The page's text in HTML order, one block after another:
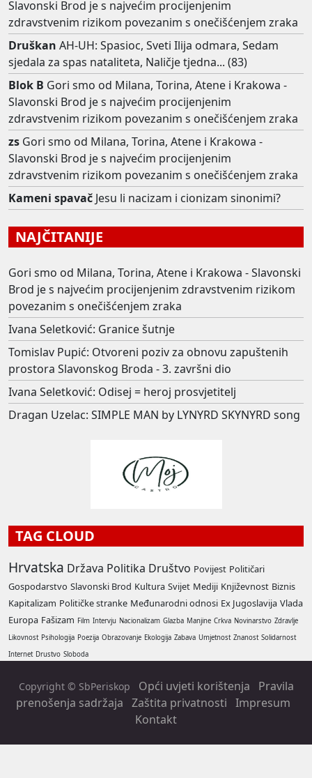
Slavonski Brod je s najvećim procijenjenim
zdravstvenim rizikom povezanim s onečišćenjem zraka
Druškan AH-UH: Spasioc, Sveti Ilija odmara, Sedam
sjedala za spas nataliteta, Naličje tjedna... (83)
Blok B Gori smo od Milana, Torina, Atene i Krakowa -
Slavonski Brod je s najvećim procijenjenim
zdravstvenim rizikom povezanim s onečišćenjem zraka
zs Gori smo od Milana, Torina, Atene i Krakowa -
Slavonski Brod je s najvećim procijenjenim
zdravstvenim rizikom povezanim s onečišćenjem zraka
Kameni spavač Jesu li nacizam i cionizam sinonimi?
NAJČITANIJE
Gori smo od Milana, Torina, Atene i Krakowa - Slavonski
Brod je s najvećim procijenjenim zdravstvenim rizikom
povezanim s onečišćenjem zraka
Ivana Seletković: Granice šutnje
Tomislav Pupić: Otvoreni poziv za obnovu zapuštenih
prostora Slavonskog Broda - 3. završni dio
Ivana Seletković: Odisej = heroj prosvjetitelj
Dragan Uzelac: SIMPLE MAN by LYNYRD SKYNYRD song
TAG CLOUD
Hrvatska Država Politika Društvo Povijest Političari
Gospodarstvo Slavonski Brod Kultura Svijet Mediji Književnost Biznis
Kapitalizam Političke stranke Međunarodni odnosi Ex Jugoslavija Vlada
Europa Fašizam Film Intervju Nacionalizam Glazba Manjine Crkva Novinarstvo Zdravlje
Likovnost Psihologija Poezija Obrazovanje Ekologija Zabava Umjetnost Znanost Solidarnost
Internet Drustvo Sloboda
Copyright © SbPeriskop Opći uvjeti korištenja
Pravila
prenošenja sadržaja Zaštita privatnosti Impresum
Kontakt